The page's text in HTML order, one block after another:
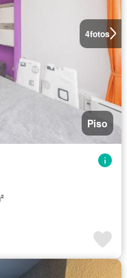
4fotos
Piso